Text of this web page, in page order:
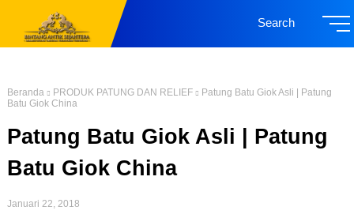
Search
Beranda PRODUK PATUNG DAN RELIEF
Patung Batu Giok Asli | Patung
Batu Giok China
Patung Batu Giok Asli | Patung
Batu Giok China
Januari 22, 2018